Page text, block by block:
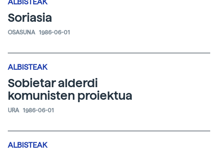
Soriasia
OSASUNA 1986-06-01
ALBISTEAK
Sobietar alderdi
komunisten proiektua
URA 1986-06-01
ALBISTEAK